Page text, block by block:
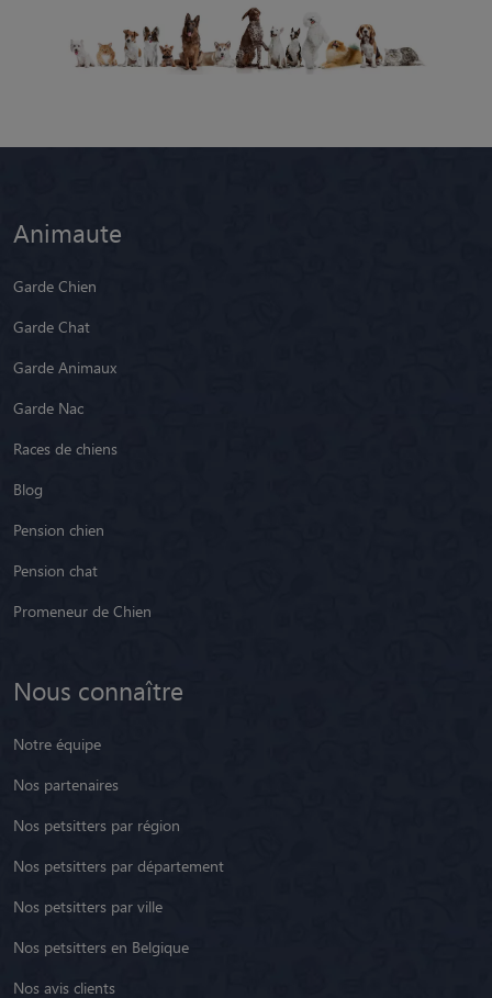
Animaute
Garde Chien
Garde Chat
Garde Animaux
Garde Nac
Races de chiens
Blog
Pension chien
Pension chat
Promeneur de Chien
Nous connaître
Notre équipe
Nos partenaires
Nos petsitters par région
Nos petsitters par département
Nos petsitters par ville
Nos petsitters en Belgique
Nos avis clients